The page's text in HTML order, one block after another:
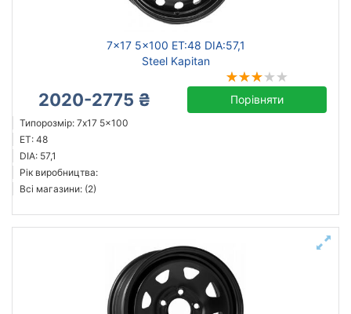
7x17 5x100 ET:48 DIA:57,1
Steel Kapitan
2020-2775 ₴ Порівняти
Типорозмір: 7x17 5x100
ET: 48
DIA: 57,1
Рік виробництва:
Всі магазини: (2)